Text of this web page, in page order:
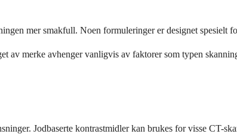
mer smakfull. Noen formuleringer er designet spesielt
merke avhenger vanligvis av faktorer som typen
Jodbaserte kontrastmidler kan brukes for visse CT-